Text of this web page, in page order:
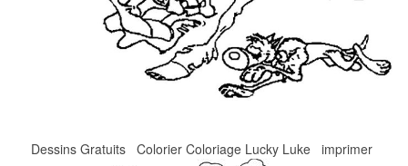
Dessins Gratuits Colorier Coloriage Lucky Luke imprimer